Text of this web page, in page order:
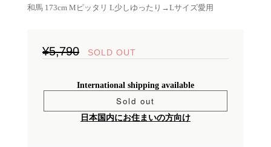
和馬 173cm Mピッタリ L少しゆったり→Lサイズ愛用
¥5,790 SOLD OUT
International shipping available
Sold out
日本国内にお住まいの方向け